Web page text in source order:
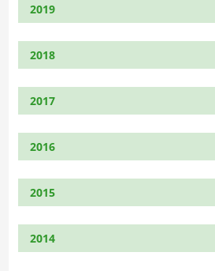
2019
2018
2017
2016
2015
2014